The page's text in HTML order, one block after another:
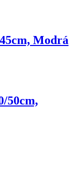
Modrá
50cm,